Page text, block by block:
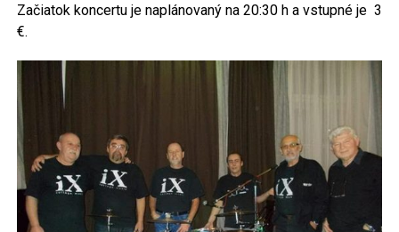
Začiatok koncertu je naplánovaný na 20:30 h a vstupné je 3
€.